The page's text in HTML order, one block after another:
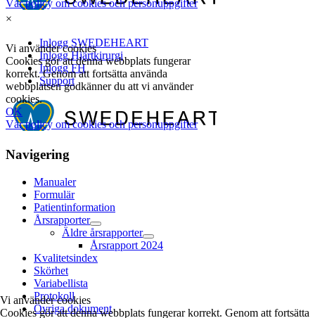
×
Navigering
Manualer
Formulär
Patientinformation
Årsrapporter
Äldre årsrapporter
Årsrapport 2024
Kvalitetsindex
Skörhet
Variabellista
Protokoll
Övriga dokument
Vi använder cookies
Cookies gör att denna webbplats fungerar korrekt. Genom att fortsätta